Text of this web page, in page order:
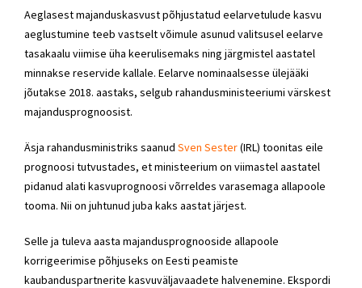
Aeglasest majanduskasvust põhjustatud eelarvetulude kasvu
aeglustumine teeb vastselt võimule asunud valitsusel eelarve
tasakaalu viimise üha keerulisemaks ning järgmistel aastatel
minnakse reservide kallale. Eelarve nominaalsesse ülejääki
jõutakse 2018. aastaks, selgub rahandusministeeriumi värskest
majandusprognoosist.
Äsja rahandusministriks saanud Sven Sester(IRL) toonitas eile
prognoosi tutvustades, et ministeerium on viimastel aastatel
pidanud alati kasvuprognoosi võrreldes varasemaga allapoole
tooma. Nii on juhtunud juba kaks aastat järjest.
Selle ja tuleva aasta majandusprognooside allapoole
korrigeerimise põhjuseks on Eesti peamiste
kaubanduspartnerite kasvuväljavaadete halvenemine. Ekspordi